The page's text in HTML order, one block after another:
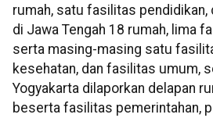
rumah, satu fasilitas pendidikan,
di Jawa Tengah 18 rumah, lima
serta masing-masing satu
kesehatan, dan fasilitas umum,
Yogyakarta dilaporkan delapan
beserta fasilitas pemerintahan,